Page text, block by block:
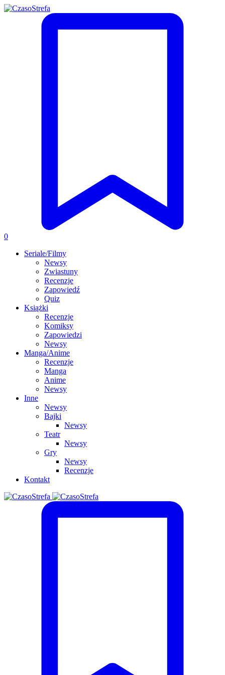
0
Seriale/Filmy
Newsy
Zwiastuny
Recenzje
Zapowiedź
Quiz
Książki
Recenzje
Komiksy
Zapowiedzi
Newsy
Manga/Anime
Recenzje
Manga
Anime
Newsy
Inne
Newsy
Bajki
Newsy
Teatr
Newsy
Gry
Newsy
Recenzje
Kontakt